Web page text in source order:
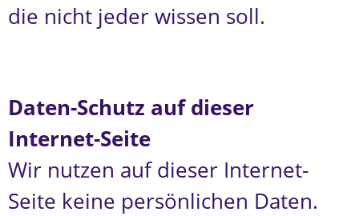
die nicht jeder wissen soll.
Daten-Schutz auf dieser
Internet-Seite
Wir nutzen auf dieser Internet-
Seite keine persönlichen Daten.